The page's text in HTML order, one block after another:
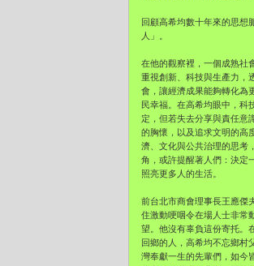
回顧高希均數十年來的思想
人」。
在他的觀察裡，一個成熟社
重視創新、科技與生產力，
會，讓經濟成果能夠轉化為
民幸福。在高希均眼中，科
定，但若失去分享與責任意
的胸懷，以及追求文明的高
濟、文化與公共治理的思考
角，或許提醒著人們：決定
照亮更多人的生活。
前台北市商會理事長王應傑
住激動哽咽令在場人士非常
望。他沒有辜負這份寄托。
回鄉的人，高希均不忘鄉村
灣奉獻一生的先輩們，如今